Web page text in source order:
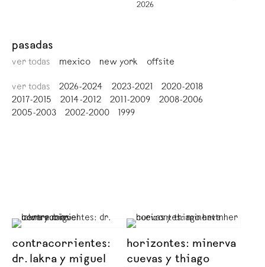
2026
pasadas
ver todas mexico new york offsite
ver todas 2026-2024 2023-2021
2020-2018
2017-2015
2014-2012 2011-2009
2008-2006
2005-2003
2002-2000 1999
contracorrientes:
dr. lakra y miguel
horizontes: minerva
cuevas y thiago